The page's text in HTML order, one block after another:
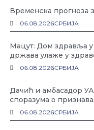
Временска прогноза
06.08.2026СРБИЈА
Мацут: Дом здравља
држава улаже у
06.08.2026СРБИЈА
Дачић и амбасадор
споразума о
06.08.2026СРБИЈА